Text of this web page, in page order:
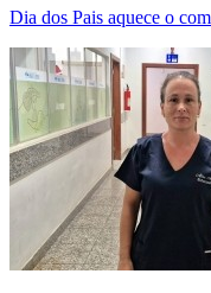
Dia dos Pais aquece o